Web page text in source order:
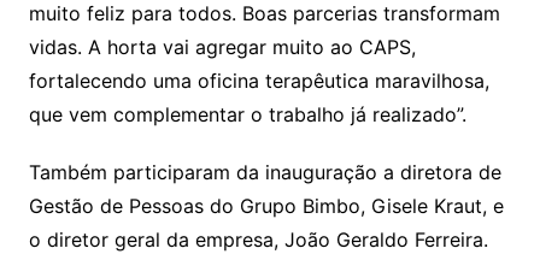
muito feliz para todos. Boas parcerias transformam
vidas. A horta vai agregar muito ao CAPS,
fortalecendo uma oficina terapêutica maravilhosa,
que vem complementar o trabalho já realizado”.
Também participaram da inauguração a diretora de
Gestão de Pessoas do Grupo Bimbo, Gisele Kraut, e
o diretor geral da empresa, João Geraldo Ferreira.